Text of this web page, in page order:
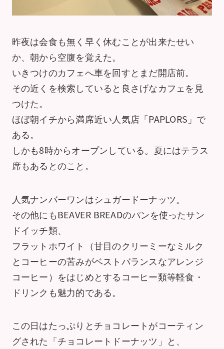
昨夜は会食も無く早く休むことが出来たせい
か、朝から空腹を覚えた。
いきつけのカフェへ車を回すとまだ開店前。
その近くを検索していると良さげなカフェを見
つけた。
ほぼ朝イチから満席近い人気店「PAPLORS」で
ある。
しかも8時からオープンしている。夏にはテラス
席もあるとのこと。
人気ナンバーワンはシュガードーナッツ。
その他にもBEAVER BREADのパンを使ったサン
ドイッチ類、
フラットホワイト（甘目のクリーミーなミルク
とコーヒーの苦みがベストバランスなアレンジ
コーヒー）をはじめとするコーヒー類等軽食・
ドリンクも魅力的である。
この日はたっぷりとチョコレートがコーティン
グされた「チョコレートドーナッツ」と、